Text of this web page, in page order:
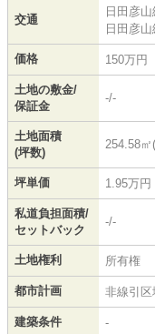
交通
日田彦山
日田彦山
価格 150万円
土地の敷金/
保証金
-/-
土地面積
(坪数)
254.58
坪単価 1.95万円
私道負担面積/
セットバック
-/-
土地権利 所有権
都市計画 非線引区
建築条件 -